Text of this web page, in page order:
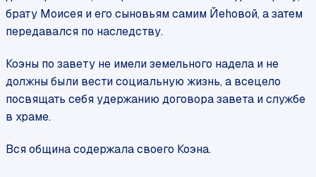
брату Моисея и его сыновьям самим Йеhовой, а затем
передавался по наследству.
Коэны по завету не имели земельного надела и не
должны были вести социальную жизнь, а всецело
посвящать себя удержанию договора завета и службе
в храме.
Вся община содержала своего Коэна.